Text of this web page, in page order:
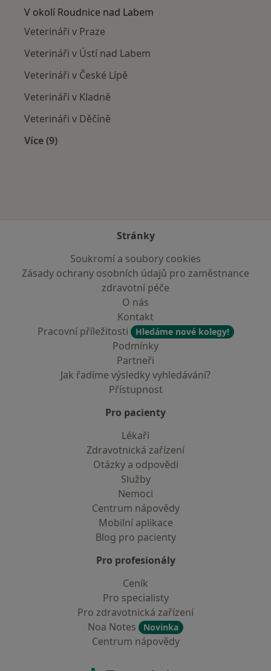
V okolí Roudnice nad Labem
Veterináři v Praze
Veterináři v Ústí nad Labem
Veterináři v České Lípě
Veterináři v Kladně
Veterináři v Děčíně
Více (9)
Stránky
Soukromí a soubory cookies
Zásady ochrany osobních údajů pro zaměstnance
zdravotní péče
O nás
Kontakt
Pracovní příležitosti
Hledáme nové kolegy!
Podmínky
Partneři
Jak řadíme výsledky vyhledávání?
Přístupnost
Pro pacienty
Lékaři
Zdravotnická zařízení
Otázky a odpovědi
Služby
Nemoci
Centrum nápovědy
Mobilní aplikace
Blog pro pacienty
Pro profesionály
Ceník
Pro specialisty
Pro zdravotnická zařízení
Noa Notes
Novinka
Centrum nápovědy